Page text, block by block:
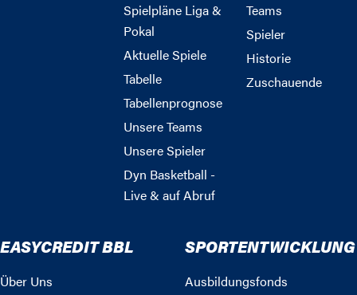
Spielpläne Liga &
Pokal
Aktuelle Spiele
Tabelle
Tabellenprognose
Unsere Teams
Unsere Spieler
Dyn Basketball -
Live & auf Abruf
Teams
Spieler
Historie
Zuschauende
EASYCREDIT BBL
Über Uns
SPORTENTWICKLUNG
Ausbildungsfonds